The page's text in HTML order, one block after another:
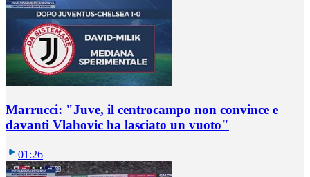
Marrucci: "Juve, il centrocampo non convince e
davanti Vlahovic ha lasciato un vuoto"
01:26